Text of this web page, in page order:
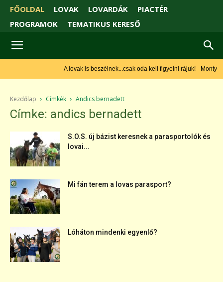
FŐOLDAL LOVAK LOVARDÁK
PIACTÉR
PROGRAMOK
TEMATIKUS KERESŐ
A lovak is beszélnek...csak oda kell figyelni rájuk! - Monty
Kezdőlap Címkék Andics bernadett
Címke: andics bernadett
S.O.S. új bázist keresnek a parasportolók és
lovai...
Mi fán terem a lovas parasport?
Lóháton mindenki egyenlő?